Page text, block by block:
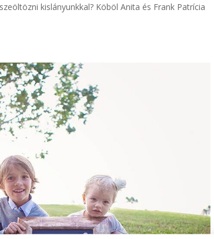
kislányunkkal? Köböl Anita és Frank Patrícia